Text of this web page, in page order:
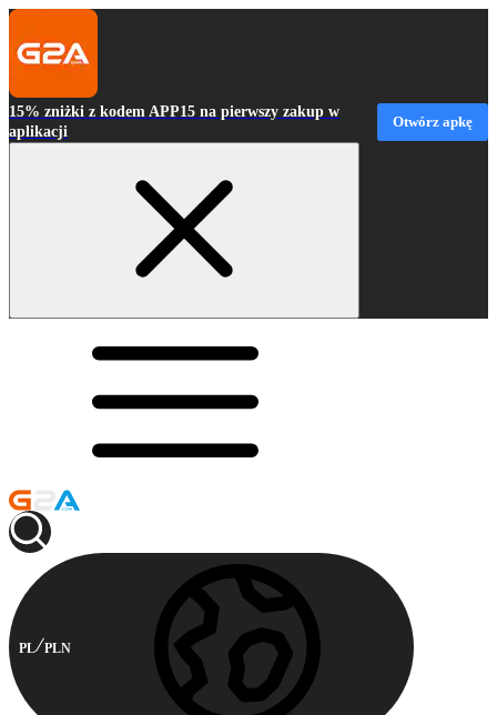
15% zniżki z kodem APP15 na pierwszy zakup w
aplikacji
Otwórz apkę
PL PLN